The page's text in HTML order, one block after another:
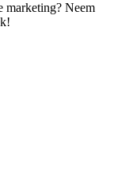
marketing? Neem